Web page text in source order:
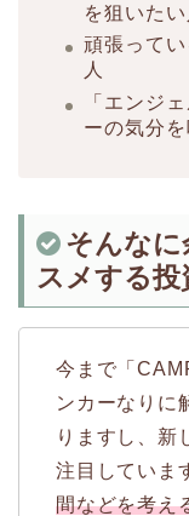
を狙いたい
頑張って
人
「エンジ
ーの気分
そんなに
スメする投
今まで「
ンカーなりに
りますし、新
注目していま
間などを考え